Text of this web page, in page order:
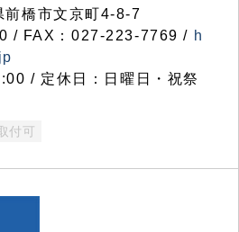
橋市文京町4-8-7
/ FAX：027-223-7769 / h
/ 定休日：日曜日・祝祭
付可